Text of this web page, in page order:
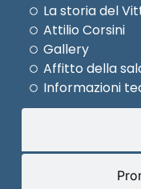
La storia del
Attilio Corsini
Gallery
Affitto della
Informazioni